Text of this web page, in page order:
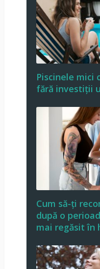
Piscinele mici
fără investiții
Cum să-ți
după o
mai regăsit în